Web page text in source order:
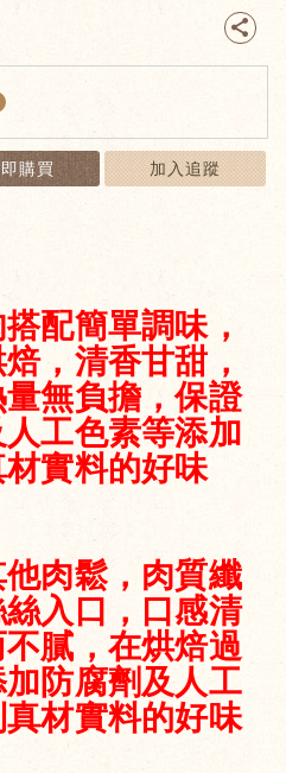
購買 加入追蹤
配簡單調味，
，清香甘甜，
無負擔，保證
工色素等添加
實料的好味
肉鬆，肉質纖
入口，口感清
膩，在烘焙過
防腐劑及人工
材實料的好味